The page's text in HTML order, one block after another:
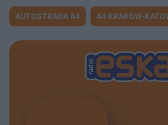
AUTOSTRADA A4 A4 KRAKÓW-